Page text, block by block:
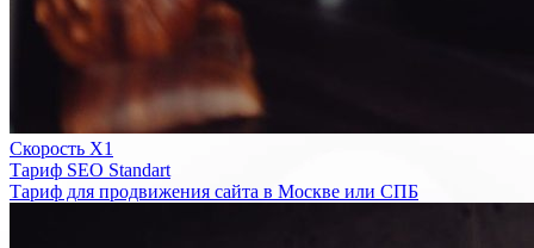
Скорость Х1
Тариф SEO Standart
Тариф для продвижения сайта в Москве или СПБ